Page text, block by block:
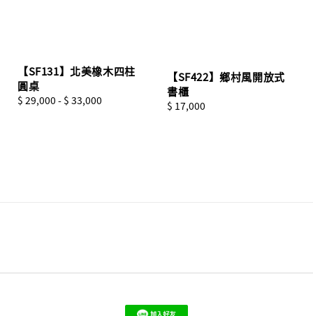
【SF131】北美橡木四柱
圓桌
Regular
$ 29,000 - $ 33,000
【SF422】鄉村風開放式
書櫃
Regular
$ 17,000